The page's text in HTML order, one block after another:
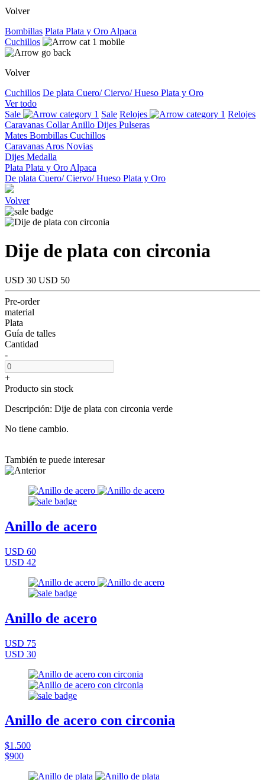
Volver
Bombillas Plata Plata y Oro Alpaca
Cuchillos
Volver
Cuchillos De plata Cuero/ Ciervo/ Hueso Plata y Oro
Ver todo
Sale
Sale Relojes
Relojes
Caravanas CollarAnillo Dijes Pulseras
Mates Bombillas Cuchillos
Caravanas Aros Novias
Dijes Medalla
Plata Plata y Oro Alpaca
De plata Cuero/ Ciervo/ Hueso Plata y Oro
Volver
Dije de plata con circonia
USD 30 USD 50
Pre-order
material
Plata
Guía de talles
Cantidad
-
+
Producto sin stock
Descripción: Dije de plata con circonia verde
No tiene cambio.
También te puede interesar
Anillo de acero
USD 60
USD 42
Anillo de acero
USD 75
USD 30
Anillo de acero con circonia
$1.500
$900